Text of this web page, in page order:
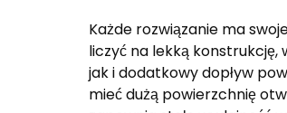
Każde rozwiązanie ma
liczyć na lekką
jak i dodatkowy dopływ
mieć dużą powierzchnię